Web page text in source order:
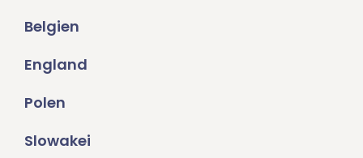
Belgien
England
Polen
Slowakei